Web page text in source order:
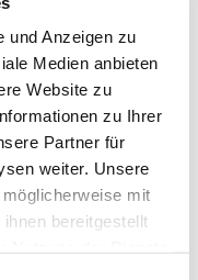
und Anzeigen zu
Medien anbieten
Website zu
zu Ihrer
Partner für
weiter. Unsere
mit
bereitgestellt